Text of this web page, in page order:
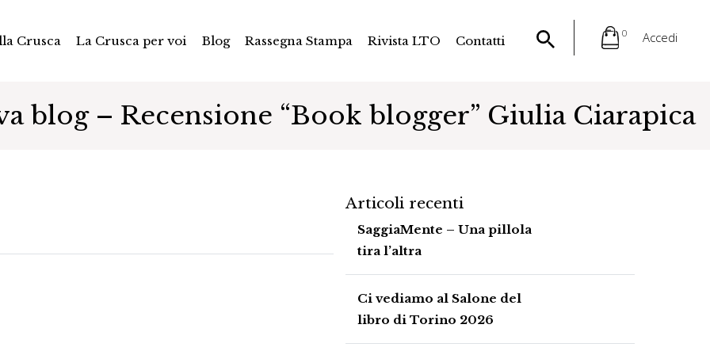
Crusca La Crusca per voi Blog Rassegna Stampa Rivista LTO Contatti
0 Accedi
blog – Recensione “Book blogger” Giulia Ciarapica
Articoli recenti
SaggiaMente – Una pillola
tira l’altra
Ci vediamo al Salone del
libro di Torino 2026